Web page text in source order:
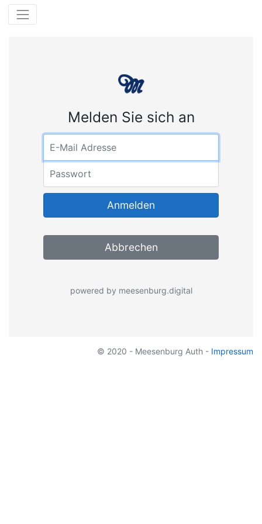
Melden Sie sich an
Anmelden
Abbrechen
powered by meesenburg.digital
© 2020 - Meesenburg Auth - Impressum